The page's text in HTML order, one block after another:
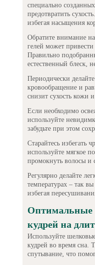
специально
предотвратить
избегая насыщения
Обратите внимание
гелей может
Правильно
естественный блеск,
Периодически
кровообращение и
снизит сухость кожи
Если необходимо
используйте
забудьте при этом
Старайтесь избегать
используйте мягкое
промокнуть волосы и
Регулярно делайте
температурах – так
избегая
Оптимальные
кудрей на
Используйте
кудрей во время сна.
спутывание, что